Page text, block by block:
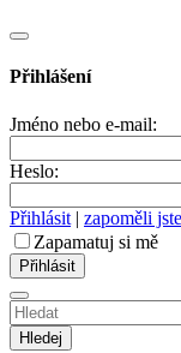
Přihlášení
Jméno nebo e-mail:
Heslo:
Přihlásit | zapoměli
Zapamatuj si mě
Hledej